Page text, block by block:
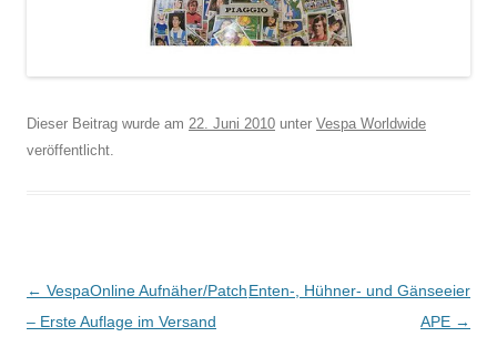
Dieser Beitrag wurde am 22. Juni 2010 unter Vespa Worldwide
veröffentlicht.
B
e
← VespaOnline Aufnäher/Patch
– Erste Auflage im Versand
Enten-, Hühner- und Gänseeier
APE →